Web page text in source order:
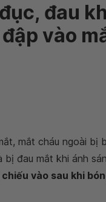
đau
vào
mắt cháu ngoài bị
bị đau mắt khi ánh
vào sau khi